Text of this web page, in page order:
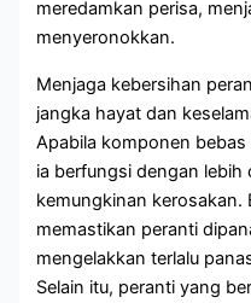
meredamkan perisa,
menyeronokkan.
Menjaga kebersihan
jangka hayat dan
Apabila komponen
ia berfungsi dengan lebih
kemungkinan kerosakan.
memastikan peranti
mengelakkan terlalu
Selain itu, peranti yang